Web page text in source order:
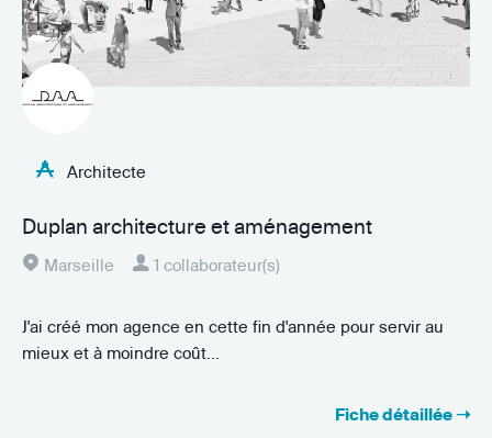
Architecte
Duplan architecture et aménagement
Marseille 1 collaborateur(s)
J'ai créé mon agence en cette fin d'année pour servir au
mieux et à moindre coût...
Fiche détaillée ➝